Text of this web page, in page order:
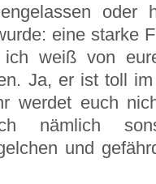
oder
eine starke
weiß von
Ja, er ist toll
werdet euch
nämlich
und